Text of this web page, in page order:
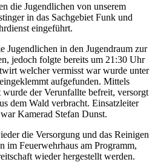
die Jugendlichen von unserem
in das Sachgebiet Funk und
eingeführt.
Jugendlichen in den Jugendraum zur
jedoch folgte bereits um 21:30 Uhr
welcher vermisst war wurde unter
aufgefunden. Mittels
wurde der Verunfallte befreit, versorgt
dem Wald verbracht. Einsatzleiter
Kamerad Stefan Dunst.
die Versorgung und das Reinigen
im Feuerwehrhaus am Programm,
wieder hergestellt werden.